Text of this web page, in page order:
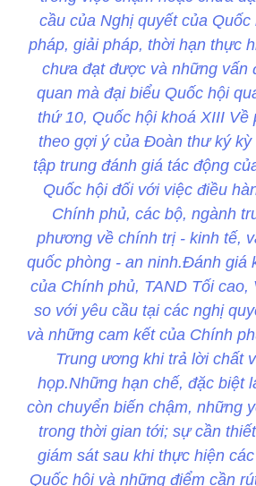
cầu của Nghị quyết của
pháp, giải pháp, thời hạn thực
chưa đạt được và những vấn
quan mà đại biểu Quốc hội
thứ 10, Quốc hội khoá XIII Về
theo gợi ý của Đoàn thư ký kỳ
tập trung đánh giá tác động
Quốc hội đối với việc điều
Chính phủ, các bộ, ngành
phương về chính trị - kinh tế,
quốc phòng - an ninh.Đánh giá
của Chính phủ, TAND Tối
so với yêu cầu tại các nghị
và những cam kết của Chính
Trung ương khi trả lời chất
họp.Những hạn chế, đặc biệt
còn chuyển biến chậm, những
trong thời gian tới; sự cần
giám sát sau khi thực hiện
Quốc hội và những điểm cần